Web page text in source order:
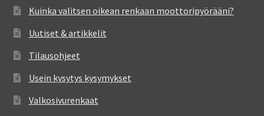
Kuinka valitsen oikean renkaan moottoripyörääni?
Uutiset & artikkelit
Tilausohjeet
Usein kysytys kysymykset
Valkosivurenkaat